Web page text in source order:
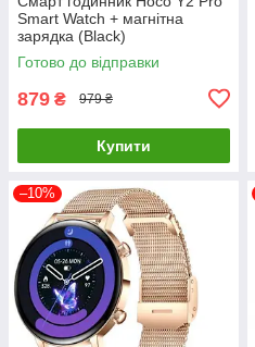
Smart Watch + магнітна
зарядка (Black)
Готово до відправки
879 ₴ 979 ₴
Купити
–10%